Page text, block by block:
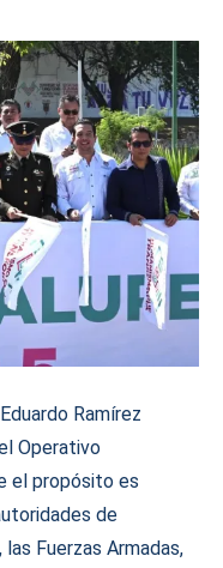
Ramírez
Operativo
el propósito es
de
Fuerzas Armadas,